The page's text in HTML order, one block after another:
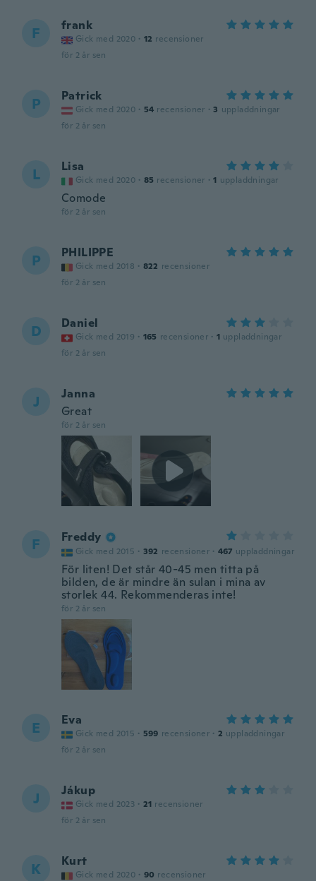
F frank
Gick med 2020 · 12 recensioner
för 2 år sen
P Patrick
Gick med 2020 · 54 recensioner · 3 uppladdningar
för 2 år sen
L Lisa
Gick med 2020 · 85 recensioner · 1 uppladdningar
Comode
för 2 år sen
P PHILIPPE
Gick med 2018 · 822 recensioner
för 2 år sen
D Daniel
Gick med 2019 · 165 recensioner · 1 uppladdningar
för 2 år sen
J
Janna
Great
för 2 år sen
F Freddy
Gick med 2015 · 392 recensioner · 467 uppladdningar
För liten! Det står 40-45 men titta på
bilden, de är mindre än sulan i mina av
storlek 44. Rekommenderas inte!
för 2 år sen
E Eva
Gick med 2015 · 599 recensioner · 2 uppladdningar
för 2 år sen
J Jákup
Gick med 2023 · 21 recensioner
för 2 år sen
K Kurt
Gick med 2020 · 90 recensioner